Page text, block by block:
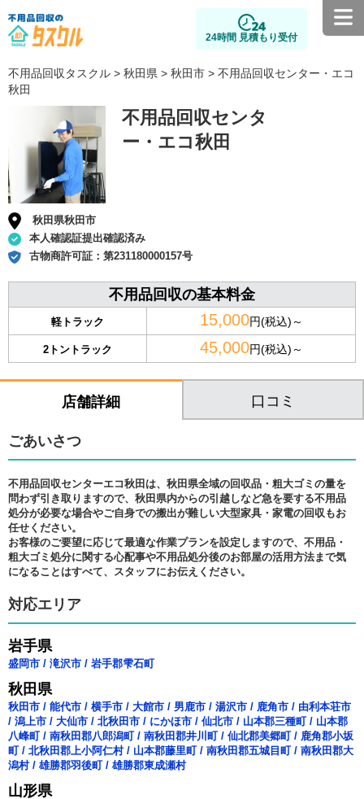
24時間 見積もり受付
不用品回収タスクル > 秋田県 > 秋田市 > 不用品回収センター・エコ
秋田
不用品回収センタ
ー・エコ秋田
秋田県秋田市
本人確認証提出確認済み
古物商許可証： 第231180000157号
不用品回収の基本料金
軽トラック 15,000円(税込)～
2トントラック 45,000円(税込)～
店舗詳細 口コミ
ごあいさつ
不用品回収センターエコ秋田は、秋田県全域の回収品・粗大ゴミの量を
問わず引き取りますので、秋田県内からの引越しなど急を要する不用品
処分が必要な場合やご自身での搬出が難しい大型家具・家電の回収もお
任せください。
お客様のご要望に応じて最適な作業プランを設定しますので、不用品・
粗大ゴミ処分に関する心配事や不用品処分後のお部屋の活用方法まで気
になることはすべて、スタッフにお伝えください。
対応エリア
岩手県
盛岡市 / 滝沢市 / 岩手郡雫石町
秋田県
秋田市 / 能代市 / 横手市 / 大館市 / 男鹿市 / 湯沢市 / 鹿角市 / 由利本荘市
/ 潟上市 / 大仙市 / 北秋田市 / にかほ市 / 仙北市 / 山本郡三種町/ 山本郡
八峰町/ 南秋田郡八郎潟町/ 南秋田郡井川町/ 仙北郡美郷町/ 鹿角郡小坂
町/ 北秋田郡上小阿仁村/ 山本郡藤里町/ 南秋田郡五城目町/ 南秋田郡大
潟村/ 雄勝郡羽後町/ 雄勝郡東成瀬村
山形県